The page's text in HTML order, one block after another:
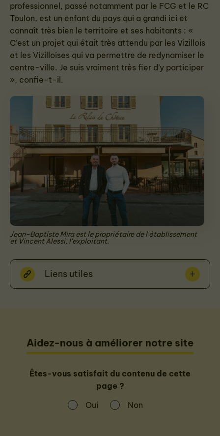
professionnel, passé notamment par le FCG et le RC
Toulon, est un enfant du pays qui a grandi ici et
connaît très bien le territoire et ses habitants : «
C’est un projet qui était très attendu par les Vizillois
et les Vizilloises qui va permettre de redynamiser le
centre-ville. Je suis vraiment très fier d’y participer
», confie-t-il.
Jean-Baptiste Mira est le propriétaire de l'établissement
et Vincent Alessi, l'exploitant.
Liens utiles
Aidez-nous à améliorer notre site
Êtes-vous satisfait du contenu de cette
page ?
Oui
Non